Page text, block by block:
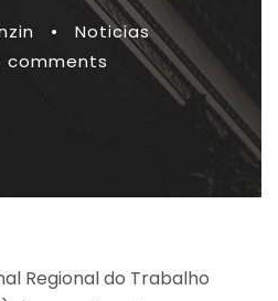
•
Noticias
comments
Regional do Trabalho